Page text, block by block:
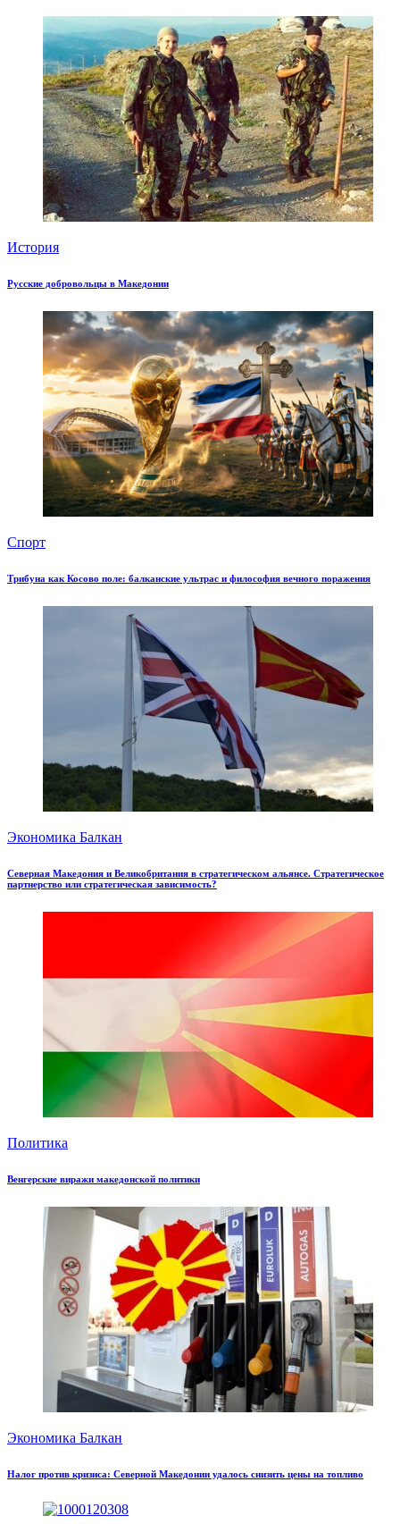
История
Русские добровольцы в Македонии
Спорт
Трибуна как Косово поле: балканские ультрас и философия вечного поражения
Экономика Балкан
Северная Македония и Великобритания в стратегическом альянсе. Стратегическое
партнерство или стратегическая зависимость?
Политика
Венгерские виражи македонской политики
Экономика Балкан
Налог против кризиса: Северной Македонии удалось снизить цены на топливо